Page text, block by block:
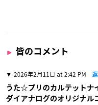
皆のコメント
2026年2月11日 at 2:42 PM
うた☆プリのカルテットナ
ダイアナログのオリジナル